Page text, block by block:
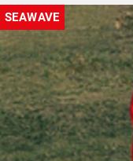
SEAWAVE